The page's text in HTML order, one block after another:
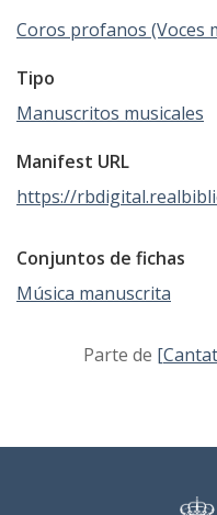
Coros profanos (Voces
Tipo
Manuscritos musicales
Manifest URL
https://
Conjuntos de fichas
Música manuscrita
Parte de